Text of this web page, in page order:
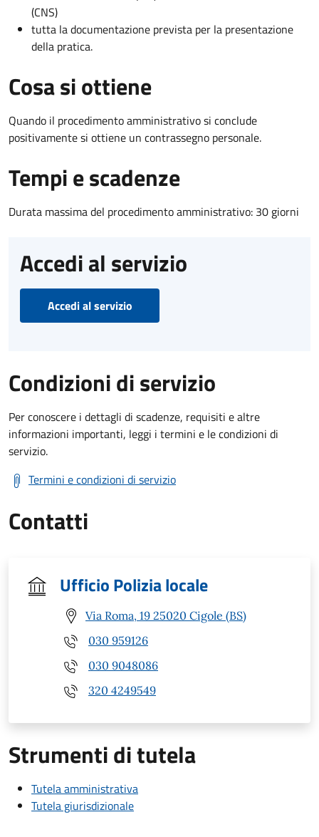
(CNS)
tutta la documentazione prevista per la presentazione
della pratica.
Cosa si ottiene
Quando il procedimento amministrativo si conclude
positivamente si ottiene un contrassegno personale.
Tempi e scadenze
Durata massima del procedimento amministrativo: 30 giorni
Accedi al servizio
Accedi al servizio
Condizioni di servizio
Per conoscere i dettagli di scadenze, requisiti e altre
informazioni importanti, leggi i termini e le condizioni di
servizio.
Termini e condizioni di servizio
Contatti
Ufficio Polizia locale
Via Roma, 19 25020 Cigole (BS)
030 959126
030 9048086
320 4249549
Strumenti di tutela
Tutela amministrativa
Tutela giurisdizionale